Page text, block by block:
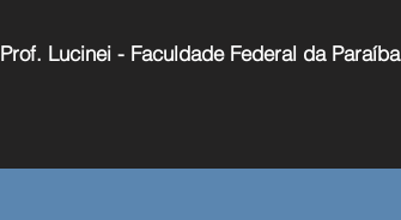
Prof. Lucinei - Faculdade Federal da Paraíba